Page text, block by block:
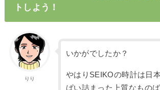
トしよう！
りり
いかがでしたか？
やはりSEIKOの時計は日
ぱい詰まった上質なもの